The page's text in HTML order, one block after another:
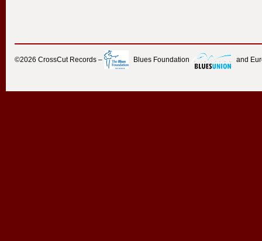
©2026 CrossCut Records – Blues Foundation and